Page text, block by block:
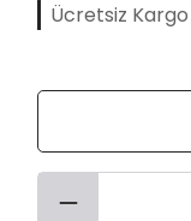
Ücretsiz Kargo